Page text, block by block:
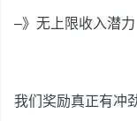
–》无上限收入潜力
我们奖励真正有冲